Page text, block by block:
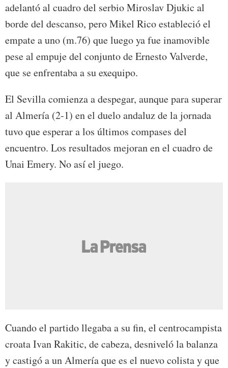
adelantó al cuadro del serbio Miroslav Djukic al
borde del descanso, pero Mikel Rico estableció el
empate a uno (m.76) que luego ya fue inamovible
pese al empuje del conjunto de Ernesto Valverde,
que se enfrentaba a su exequipo.
El Sevilla comienza a despegar, aunque para superar
al Almería (2-1) en el duelo andaluz de la jornada
tuvo que esperar a los últimos compases del
encuentro. Los resultados mejoran en el cuadro de
Unai Emery. No así el juego.
Cuando el partido llegaba a su fin, el centrocampista
croata Ivan Rakitic, de cabeza, desniveló la balanza
y castigó a un Almería que es el nuevo colista y que